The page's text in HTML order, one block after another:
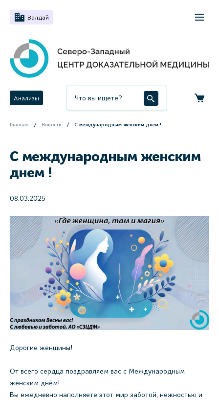
Валдай
Анализы
Главная Новости С международным женским днем !
С международным женским
днем !
08.03.2025
Дорогие женщины!
От всего сердца поздравляем вас с Международным
женским днём!
Вы ежедневно наполняете этот мир заботой, нежностью и